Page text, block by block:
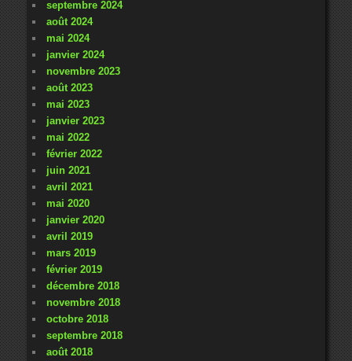
septembre 2024
août 2024
mai 2024
janvier 2024
novembre 2023
août 2023
mai 2023
janvier 2023
mai 2022
février 2022
juin 2021
avril 2021
mai 2020
janvier 2020
avril 2019
mars 2019
février 2019
décembre 2018
novembre 2018
octobre 2018
septembre 2018
août 2018